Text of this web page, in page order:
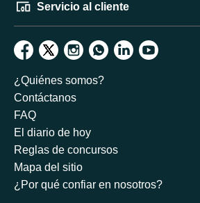
Servicio al cliente
¿Quiénes somos?
Contáctanos
FAQ
El diario de hoy
Reglas de concursos
Mapa del sitio
¿Por qué confiar en nosotros?